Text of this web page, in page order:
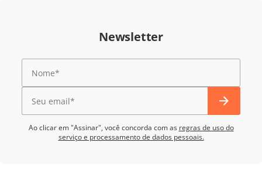
Newsletter
Ao clicar em "Assinar", você concorda com as regras de uso do
serviço e processamento de dados pessoais.